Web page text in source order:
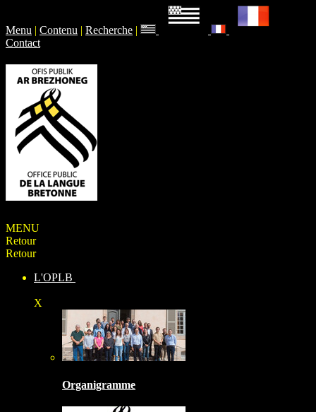
Menu | Contenu | Recherche |
Contact
MENU
Retour
Retour
L'OPLB
X
Organigramme